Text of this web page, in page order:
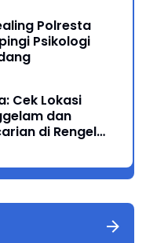
Polresta
Psikologi
Cek Lokasi
dan
di Rengel